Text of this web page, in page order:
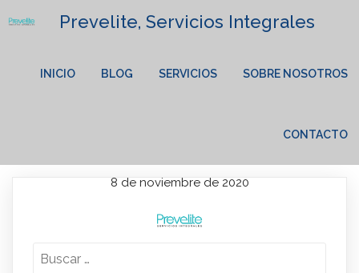
Prevelite, Servicios Integrales
INICIO BLOG SERVICIOS SOBRE NOSOTROS
CONTACTO
8 de noviembre de 2020
Lorem Ipsum has been the industry's standard dummy text